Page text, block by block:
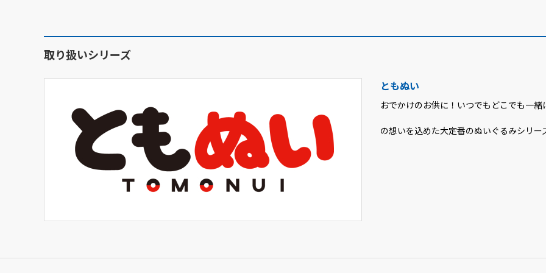
取り扱いシリーズ
ともぬい
おでかけのお供に！いつでもどこでも一緒
の想いを込めた大定番のぬいぐるみシリー